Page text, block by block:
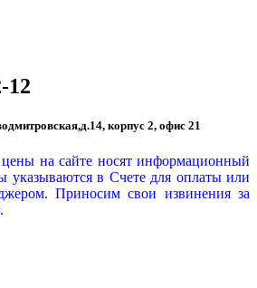
12
корпус 2, офис 21
на сайте носят информационный
указываются в Счете для оплаты или
Приносим свои извинения за